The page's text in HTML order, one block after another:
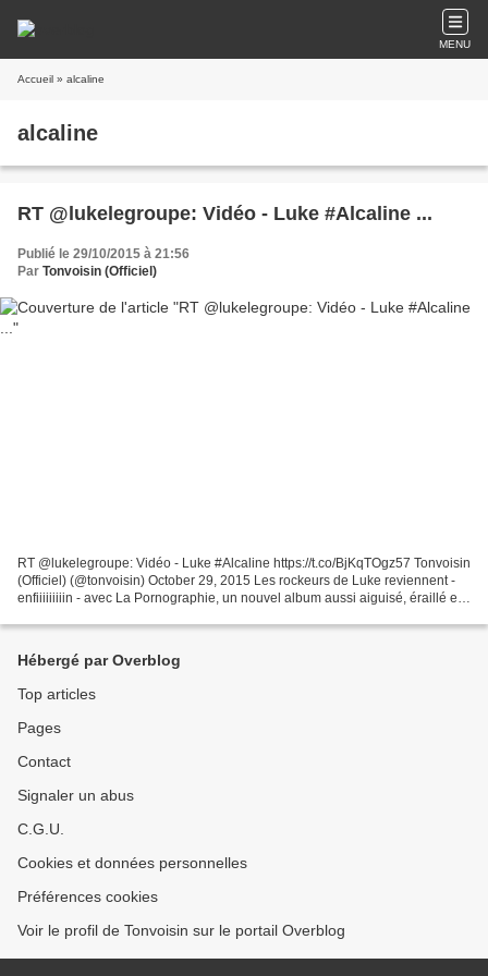
MENU
Accueil » alcaline
alcaline
RT @lukelegroupe: Vidéo - Luke #Alcaline ...
Publié le 29/10/2015 à 21:56
Par Tonvoisin (Officiel)
RT @lukelegroupe: Vidéo - Luke #Alcaline https://t.co/BjKqTOgz57 Tonvoisin
(Officiel) (@tonvoisin) October 29, 2015 Les rockeurs de Luke reviennent -
enfiiiiiiiiin - avec La Pornographie, un nouvel album aussi aiguisé, éraillé et
Hébergé par Overblog
Top articles
Pages
Contact
Signaler un abus
C.G.U.
Cookies et données personnelles
Préférences cookies
Voir le profil de Tonvoisin sur le portail Overblog